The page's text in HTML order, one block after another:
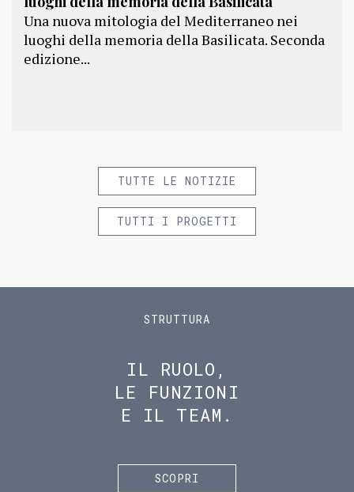
Una nuova mitologia del Mediterraneo nei
luoghi della memoria della Basilicata. Seconda
edizione...
TUTTE LE NOTIZIE
TUTTI I PROGETTI
STRUTTURA
IL RUOLO,
LE FUNZIONI
E IL TEAM.
SCOPRI